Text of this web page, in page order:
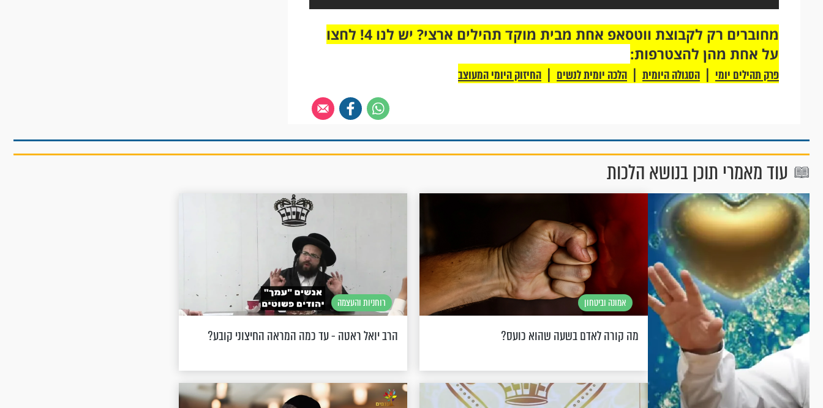
מחוברים רק לקבוצת ווטסאפ אחת מבית מוקד תהילים ארצי? יש לנו 4! לחצו
על אחת מהן להצטרפות:
פרק תהילים יומי | הסגולה היומית | הלכה יומית לנשים | החיזוק היומי המעוצב
עוד מאמרי תוכן בנושא הלכות
אמונה וביטחון
מה קורה לאדם בשעה שהוא כועס?
רוחניות והעצמה
הרב יואל ראטה - עד כמה המראה החיצוני קובע?